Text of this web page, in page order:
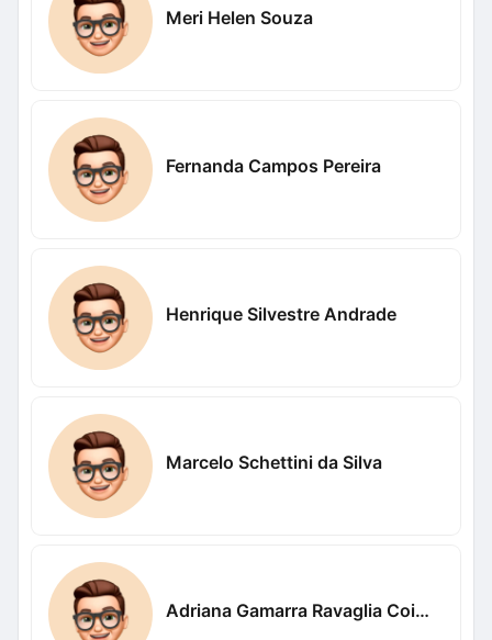
Meri Helen Souza
Fernanda Campos Pereira
Henrique Silvestre Andrade
Marcelo Schettini da Silva
Adriana Gamarra Ravaglia Coimbra